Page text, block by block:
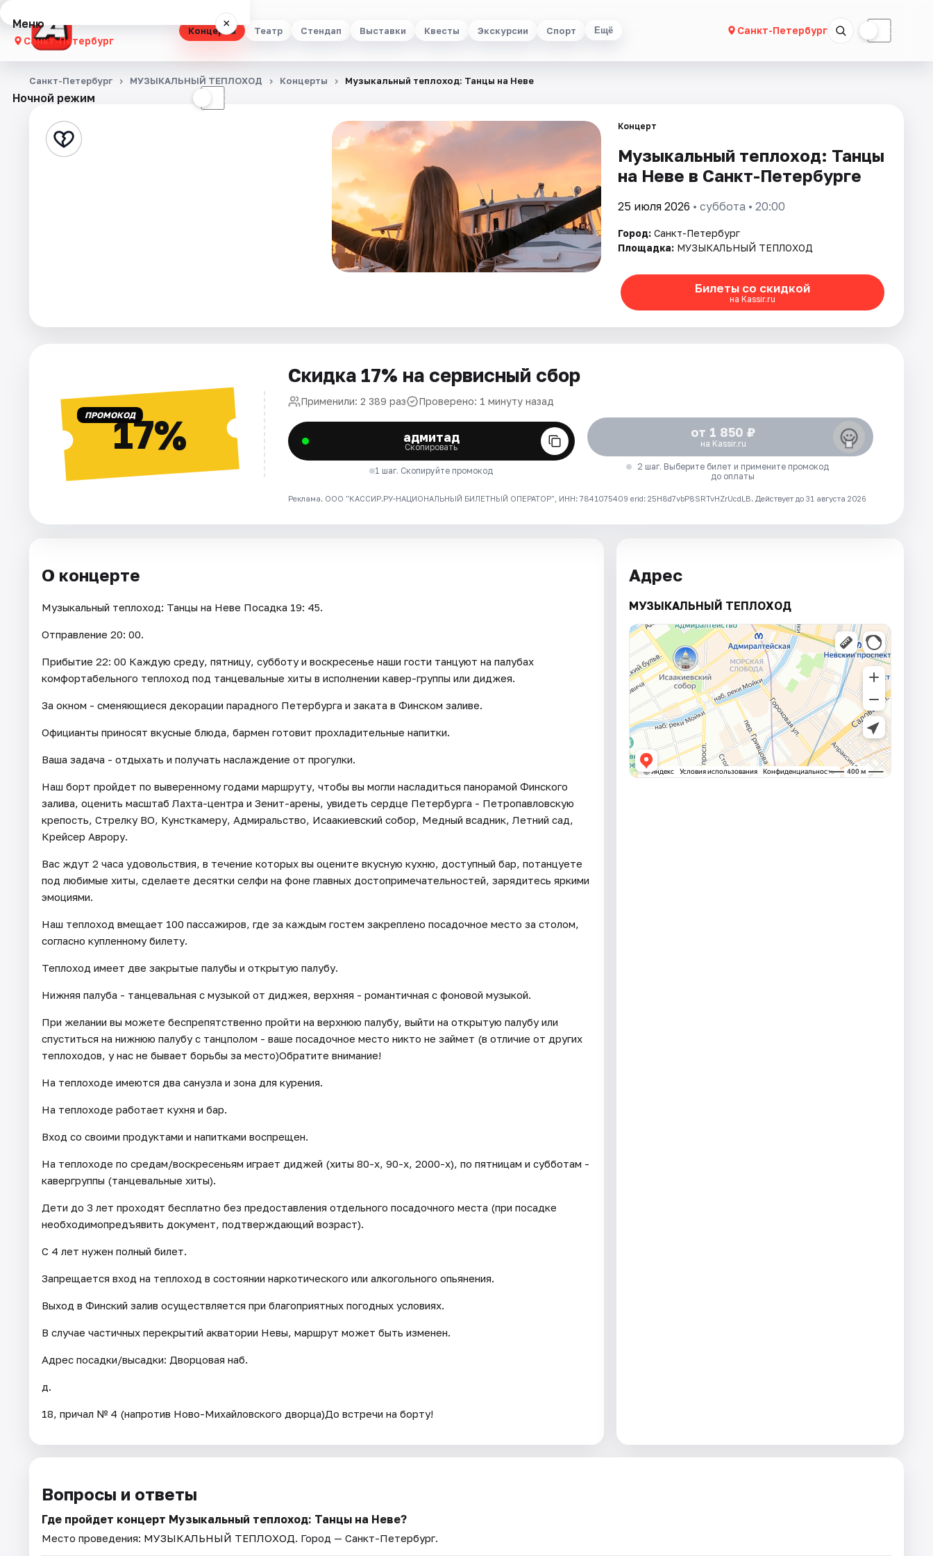
Концерты Театр Стендап Выставки Квесты Экскурсии Спорт Ещё Санкт-Петербург ☾
Меню ×
Санкт-Петербург
Концерты
Стендап
Артисты
Рейтинги
Ночной режим ☾
Санкт-Петербург МУЗЫКАЛЬНЫЙ ТЕПЛОХОД Концерты Музыкальный теплоход: Танцы на Неве
Концерт
Музыкальный теплоход: Танцы
на Неве в Санкт-Петербурге
25 июля 2026 • суббота • 20:00
Город: Санкт-Петербург
Площадка: МУЗЫКАЛЬНЫЙ ТЕПЛОХОД
Билеты со скидкой
на Kassir.ru
ПРОМОКОД17%
Скидка 17% на сервисный сбор
Применили: 2 389 раз Проверено: 1 минуту назад
адмитад
Скопировать
1 шаг. Скопируйте промокод
от 1 850 ₽
на Kassir.ru
2 шаг. Выберите билет и примените промокод
до оплаты
Реклама. ООО "КАССИР.РУ-НАЦИОНАЛЬНЫЙ БИЛЕТНЫЙ ОПЕРАТОР", ИНН: 7841075409 erid: 25H8d7vbP8SRTvHZrUcdLB. Действует до 31 августа 2026
О концерте
Музыкальный теплоход: Танцы на Неве Посадка 19: 45.
Отправление 20: 00.
Прибытие 22: 00 Каждую среду, пятницу, субботу и воскресенье наши гости танцуют на палубах
комфортабельного теплоход под танцевальные хиты в исполнении кавер-группы или диджея.
За окном - сменяющиеся декорации парадного Петербурга и заката в Финском заливе.
Официанты приносят вкусные блюда, бармен готовит прохладительные напитки.
Ваша задача - отдыхать и получать наслаждение от прогулки.
Наш борт пройдет по выверенному годами маршруту, чтобы вы могли насладиться панорамой Финского
залива, оценить масштаб Лахта-центра и Зенит-арены, увидеть сердце Петербурга - Петропавловскую
крепость, Стрелку ВО, Кунсткамеру, Адмиральство, Исаакиевский собор, Медный всадник, Летний сад,
Крейсер Аврору.
Вас ждут 2 часа удовольствия, в течение которых вы оцените вкусную кухню, доступный бар, потанцуете
под любимые хиты, сделаете десятки селфи на фоне главных достопримечательностей, зарядитесь яркими
эмоциями.
Наш теплоход вмещает 100 пассажиров, где за каждым гостем закреплено посадочное место за столом,
согласно купленному билету.
Теплоход имеет две закрытые палубы и открытую палубу.
Нижняя палуба - танцевальная с музыкой от диджея, верхняя - романтичная с фоновой музыкой.
При желании вы можете беспрепятственно пройти на верхнюю палубу, выйти на открытую палубу или
спуститься на нижнюю палубу с танцполом - ваше посадочное место никто не займет (в отличие от других
теплоходов, у нас не бывает борьбы за место)Обратите внимание!
На теплоходе имеются два санузла и зона для курения.
На теплоходе работает кухня и бар.
Вход со своими продуктами и напитками воспрещен.
На теплоходе по средам/воскресеньям играет диджей (хиты 80-х, 90-х, 2000-х), по пятницам и субботам -
кавергруппы (танцевальные хиты).
Дети до 3 лет проходят бесплатно без предоставления отдельного посадочного места (при посадке
необходимопредъявить документ, подтверждающий возраст).
С 4 лет нужен полный билет.
Запрещается вход на теплоход в состоянии наркотического или алкогольного опьянения.
Выход в Финский залив осуществляется при благоприятных погодных условиях.
В случае частичных перекрытий акватории Невы, маршрут может быть изменен.
Адрес посадки/высадки: Дворцовая наб.
д.
18, причал № 4 (напротив Ново-Михайловского дворца)До встречи на борту!
Адрес
МУЗЫКАЛЬНЫЙ ТЕПЛОХОД
Вопросы и ответы
Где пройдет концерт Музыкальный теплоход: Танцы на Неве?
Место проведения: МУЗЫКАЛЬНЫЙ ТЕПЛОХОД. Город — Санкт-Петербург.